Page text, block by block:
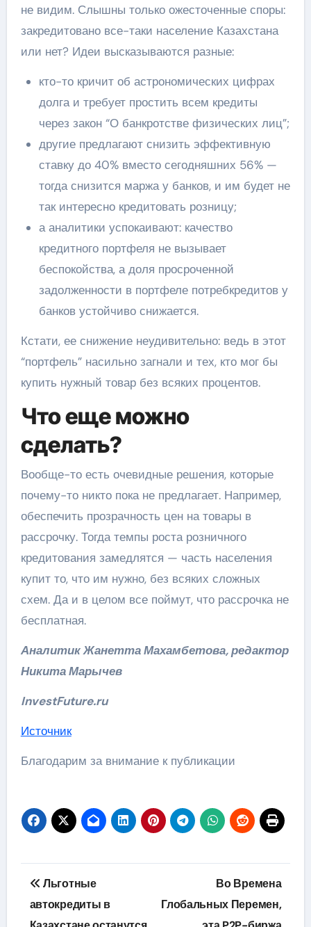
не видим. Слышны только ожесточенные споры:
закредитовано все-таки население Казахстана
или нет? Идеи высказываются разные:
кто-то кричит об астрономических цифрах
долга и требует простить всем кредиты
через закон “О банкротстве физических лиц”;
другие предлагают снизить эффективную
ставку до 40% вместо сегодняшних 56% —
тогда снизится маржа у банков, и им будет не
так интересно кредитовать розницу;
а аналитики успокаивают: качество
кредитного портфеля не вызывает
беспокойства, а доля просроченной
задолженности в портфеле потребкредитов у
банков устойчиво снижается.
Кстати, ее снижение неудивительно: ведь в этот
“портфель” насильно загнали и тех, кто мог бы
купить нужный товар без всяких процентов.
Что еще можно
сделать?
Вообще-то есть очевидные решения, которые
почему-то никто пока не предлагает. Например,
обеспечить прозрачность цен на товары в
рассрочку. Тогда темпы роста розничного
кредитования замедлятся — часть населения
купит то, что им нужно, без всяких сложных
схем. Да и в целом все поймут, что рассрочка не
бесплатная.
Аналитик Жанетта Махамбетова, редактор
Никита Марычев
InvestFuture.ru
Источник
Благодарим за внимание к публикации
Навигация
по
Льготные
автокредиты в
Во Времена
Глобальных Перемен,